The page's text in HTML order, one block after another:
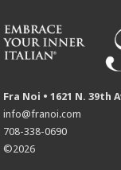
Fra Noi • 1621 N. 39th
info@franoi.com
708-338-0690
©2026